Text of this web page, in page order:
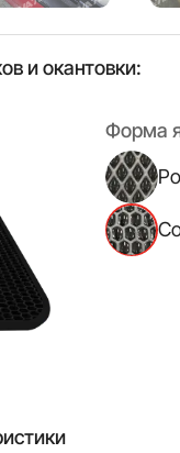
и окантовки:
Форма